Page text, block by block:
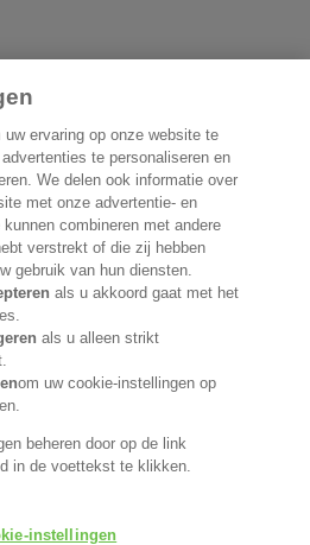
deel uit van de
ervaring op onze website te
te personaliseren en
We delen ook informatie over
met onze advertentie- en
combineren met andere
verstrekt of die zij hebben
gebruik van hun diensten.
als u akkoord gaat met het
als u alleen strikt
om uw cookie-instellingen op
beheren door op de link
in de voettekst te klikken.
instellingen